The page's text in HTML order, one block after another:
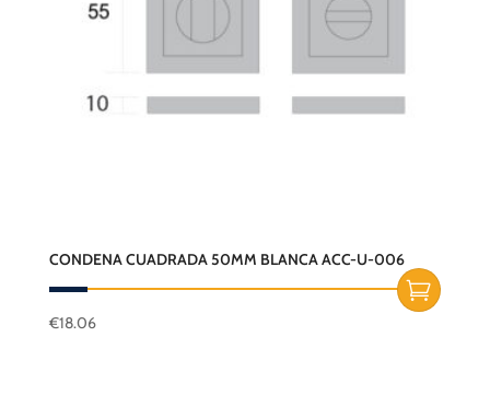
CONDENA CUADRADA 50MM BLANCA ACC-U-006
€18.06